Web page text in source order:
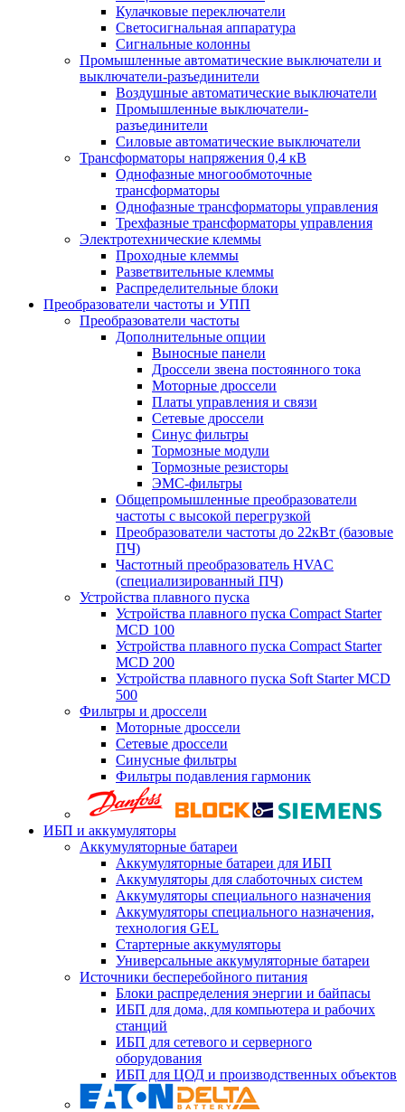
Кулачковые переключатели
Светосигнальная аппаратура
Сигнальные колонны
Промышленные автоматические выключатели и
выключатели-разъединители
Воздушные автоматические выключатели
Промышленные выключатели-
разъединители
Силовые автоматические выключатели
Трансформаторы напряжения 0,4 кВ
Однофазные многообмоточные
трансформаторы
Однофазные трансформаторы управления
Трехфазные трансформаторы управления
Электротехнические клеммы
Проходные клеммы
Разветвительные клеммы
Распределительные блоки
Преобразователи частоты и УПП
Преобразователи частоты
Дополнительные опции
Выносные панели
Дроссели звена постоянного тока
Моторные дроссели
Платы управления и связи
Сетевые дроссели
Синус фильтры
Тормозные модули
Тормозные резисторы
ЭМС-фильтры
Общепромышленные преобразователи
частоты с высокой перегрузкой
Преобразователи частоты до 22кВт (базовые
ПЧ)
Частотный преобразователь HVAC
(специализированный ПЧ)
Устройства плавного пуска
Устройства плавного пуска Compact Starter
MCD 100
Устройства плавного пуска Compact Starter
MCD 200
Устройства плавного пуска Soft Starter MCD
500
Фильтры и дроссели
Моторные дроссели
Сетевые дроссели
Синусные фильтры
Фильтры подавления гармоник
ИБП и аккумуляторы
Аккумуляторные батареи
Аккумуляторные батареи для ИБП
Аккумуляторы для слаботочных систем
Аккумуляторы специального назначения
Аккумуляторы специального назначения,
технология GEL
Стартерные аккумуляторы
Универсальные аккумуляторные батареи
Источники бесперебойного питания
Блоки распределения энергии и байпасы
ИБП для дома, для компьютера и рабочих
станций
ИБП для сетевого и серверного
оборудования
ИБП для ЦОД и производственных объектов